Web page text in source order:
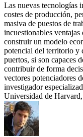
Las nuevas tecnologías
costes de producción,
masiva de puestos de
incuestionables
construir un modelo
potencial del territorio y
puertos, si son capaces
contribuir de forma
vectores potenciadores
investigador
Universidad de